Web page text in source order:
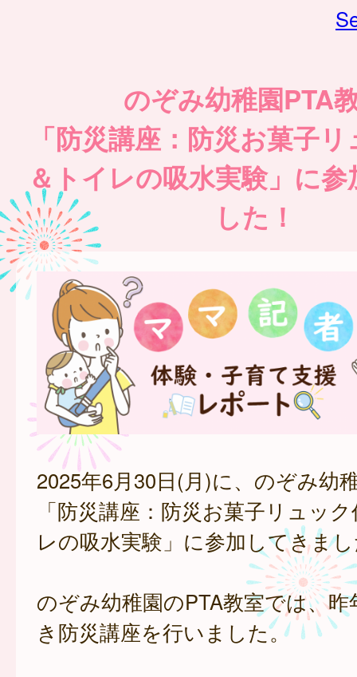
のぞみ幼稚園PTA
「防災講座：防災お菓子
＆トイレの吸水実験」に
した！
2025年6月30日(月)に、のぞみ幼
「防災講座：防災お菓子リュッ
レの吸水実験」に参加してきま
のぞみ幼稚園のPTA教室では、
き防災講座を行いました。